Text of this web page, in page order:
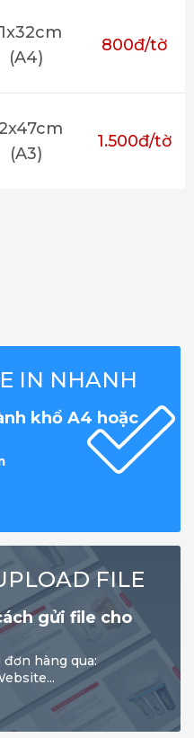
(A4)
800đ/tờ
(A3)
1.500đ/tờ
IN NHANH
khổ A4 hoặc
FILE
gửi file cho
hàng qua: